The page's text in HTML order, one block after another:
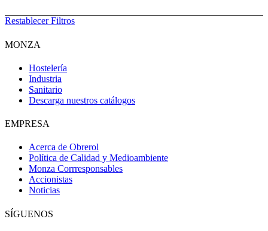
Restablecer Filtros
MONZA
Hostelería
Industria
Sanitario
Descarga nuestros catálogos
EMPRESA
Acerca de Obrerol
Política de Calidad y Medioambiente
Monza Corrresponsables
Accionistas
Noticias
SÍGUENOS
Obri
ayudarte. Cuéntame qué necesitas… ¡y lo resolvemos juntos!